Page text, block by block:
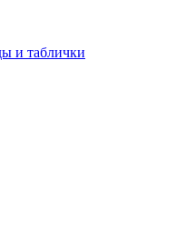
и таблички